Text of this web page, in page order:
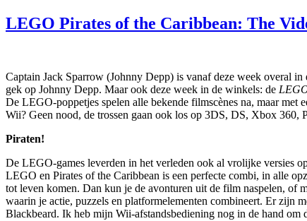
LEGO Pirates of the Caribbean: The
Captain Jack Sparrow (Johnny Depp) is vanaf deze week overal
gek op Johnny Depp. Maar ook deze week in de winkels: de
De LEGO-poppetjes spelen alle bekende filmscènes na, maar
Wii? Geen nood, de trossen gaan ook los op 3DS, DS, Xbox 360,
Piraten!
De LEGO-games leverden in het verleden ook al vrolijke versies
LEGO en Pirates of the Caribbean is een perfecte combi, in alle
tot leven komen. Dan kun je de avonturen uit de film naspelen, of
waarin je actie, puzzels en platformelementen combineert. Er zijn
Blackbeard. Ik heb mijn Wii-afstandsbediening nog in de hand